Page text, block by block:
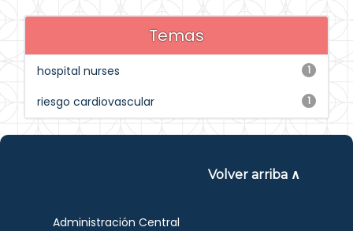
Temas
1
hospital nurses
1
riesgo cardiovascular
Volver arriba ∧
Administración Central